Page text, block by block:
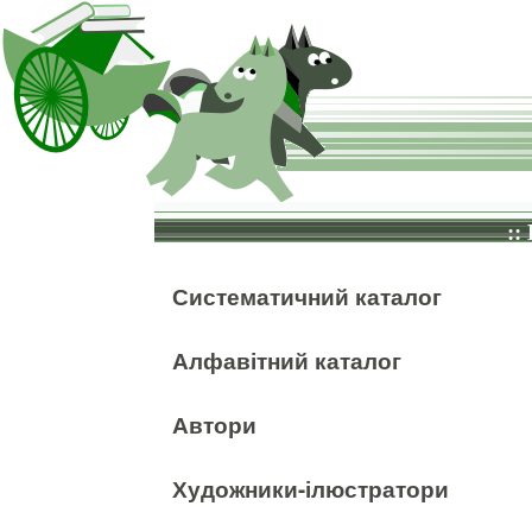
::
Систематичний каталог
Алфавітний каталог
Автори
Художники-ілюстратори